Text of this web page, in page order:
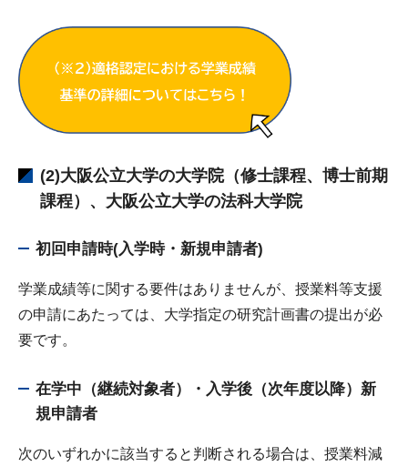
(2)大阪公立大学の大学院（修士課程、博士前期
課程）、大阪公立大学の法科大学院
初回申請時(入学時・新規申請者)
学業成績等に関する要件はありませんが、授業料等支援
の申請にあたっては、大学指定の研究計画書の提出が必
要です。
在学中（継続対象者）・入学後（次年度以降）新
規申請者
次のいずれかに該当すると判断される場合は、授業料減